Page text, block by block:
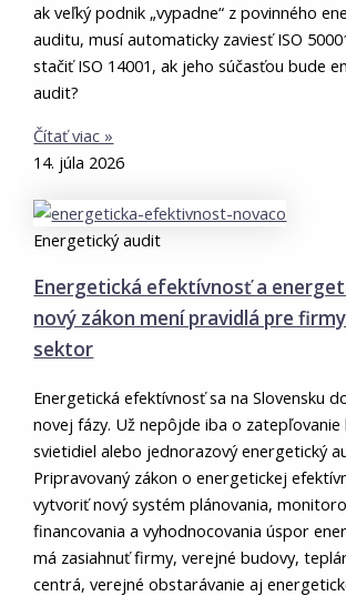
ak veľký podnik „vypadne“ z povinného
auditu, musí automaticky zaviesť ISO
stačiť ISO 14001, ak jeho súčasťou bude
audit?
Čítať viac »
14. júla 2026
Energetický audit
Energetická efektívnosť a
nový zákon mení pravidlá pre
sektor
Energetická efektívnosť sa na Slovensku
novej fázy. Už nepôjde iba o zatepľovanie
svietidiel alebo jednorazový energetický
Pripravovaný zákon o energetickej
vytvoriť nový systém plánovania,
financovania a vyhodnocovania úspor
má zasiahnuť firmy, verejné budovy,
centrá, verejné obstarávanie aj